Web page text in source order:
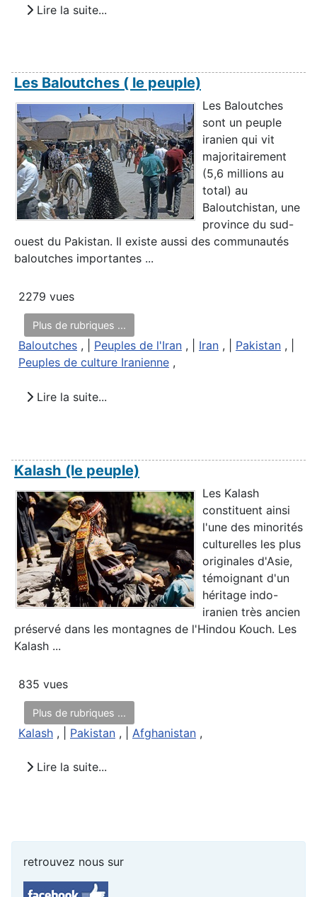
Lire la suite...
Les Baloutches ( le peuple)
Les Baloutches
sont un peuple
iranien qui vit
majoritairement
(5,6 millions au
total) au
Baloutchistan, une
province du sud-
ouest du Pakistan. Il existe aussi des communautés
baloutches importantes ...
2279 vues
Plus de rubriques ...
Baloutches , | Peuples de l'Iran , | Iran , | Pakistan , |
Peuples de culture Iranienne ,
Lire la suite...
Kalash (le peuple)
Les Kalash
constituent ainsi
l'une des minorités
culturelles les plus
originales d'Asie,
témoignant d'un
héritage indo-
iranien très ancien
préservé dans les montagnes de l'Hindou Kouch. Les
Kalash ...
835 vues
Plus de rubriques ...
Kalash , | Pakistan , | Afghanistan ,
Lire la suite...
retrouvez nous sur